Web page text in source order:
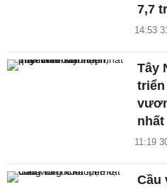
7,7
14:53
Tây
triển
nhất
11:19
Cầu